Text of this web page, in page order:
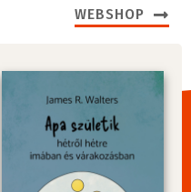
WEBSHOP